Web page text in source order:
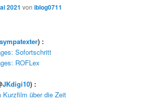
2021 voniblog0711
sympatexter) :
Sofortschritt
ROFLex
JKdigi10) :
Kurzfilm über die Zeit